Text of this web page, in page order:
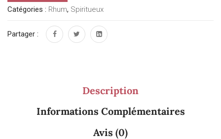
Catégories : Rhum, Spiritueux
Partager :
Description
Informations Complémentaires
Avis (0)